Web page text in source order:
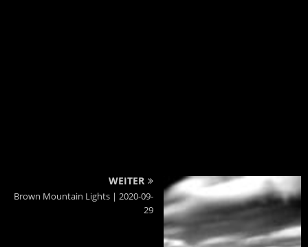
WEITER
Brown Mountain Lights | 2020-09-
29